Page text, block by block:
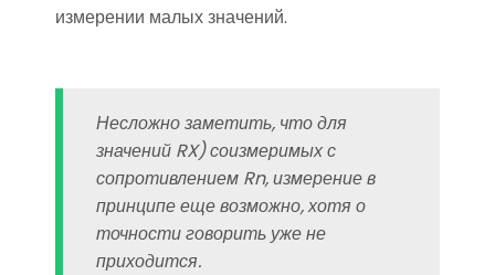
измерении малых значений.
Несложно заметить, что для
значений RX) соизмеримых с
сопротивлением Rn, измерение в
принципе еще возможно, хотя о
точности говорить уже не
приходится.